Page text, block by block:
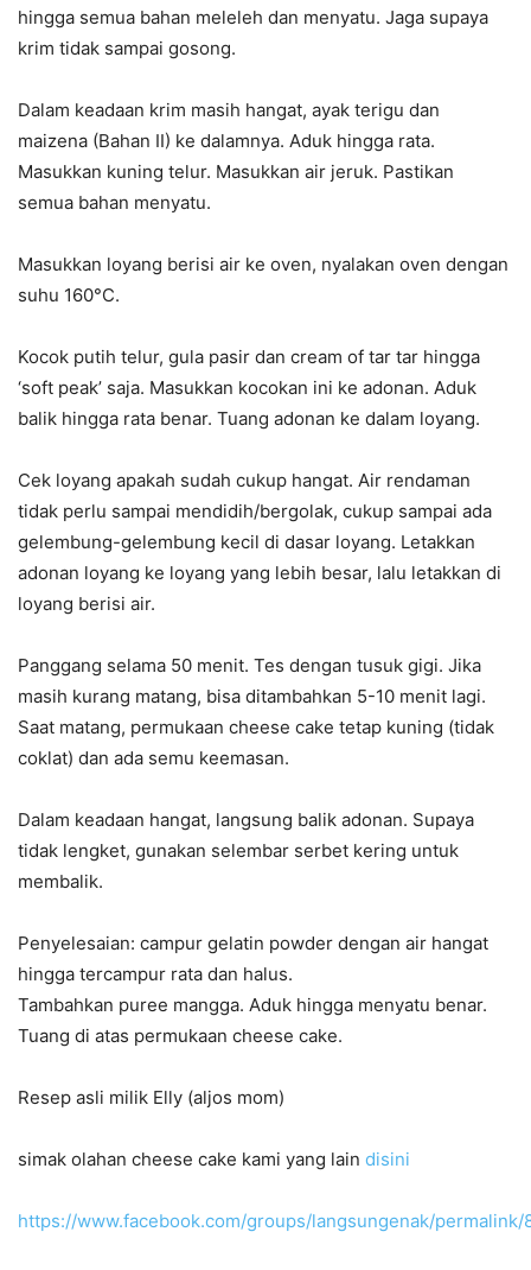
hingga semua bahan meleleh dan menyatu. Jaga supaya
krim tidak sampai gosong.
Dalam keadaan krim masih hangat, ayak terigu dan
maizena (Bahan II) ke dalamnya. Aduk hingga rata.
Masukkan kuning telur. Masukkan air jeruk. Pastikan
semua bahan menyatu.
Masukkan loyang berisi air ke oven, nyalakan oven dengan
suhu 160°C.
Kocok putih telur, gula pasir dan cream of tar tar hingga
‘soft peak’ saja. Masukkan kocokan ini ke adonan. Aduk
balik hingga rata benar. Tuang adonan ke dalam loyang.
Cek loyang apakah sudah cukup hangat. Air rendaman
tidak perlu sampai mendidih/bergolak, cukup sampai ada
gelembung-gelembung kecil di dasar loyang. Letakkan
adonan loyang ke loyang yang lebih besar, lalu letakkan di
loyang berisi air.
Panggang selama 50 menit. Tes dengan tusuk gigi. Jika
masih kurang matang, bisa ditambahkan 5-10 menit lagi.
Saat matang, permukaan cheese cake tetap kuning (tidak
coklat) dan ada semu keemasan.
Dalam keadaan hangat, langsung balik adonan. Supaya
tidak lengket, gunakan selembar serbet kering untuk
membalik.
Penyelesaian: campur gelatin powder dengan air hangat
hingga tercampur rata dan halus.
Tambahkan puree mangga. Aduk hingga menyatu benar.
Tuang di atas permukaan cheese cake.
Resep asli milik Elly (aljos mom)
simak olahan cheese cake kami yang lain disini
https://www.facebook.com/groups/langsungenak/